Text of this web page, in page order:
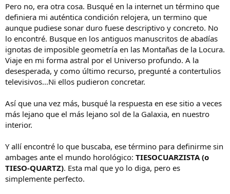
Pero no, era otra cosa. Busqué en la internet un término que
definiera mi auténtica condición relojera, un termino que
aunque pudiese sonar duro fuese descriptivo y concreto. No
lo encontré. Busque en los antiguos manuscritos de abadías
ignotas de imposible geometría en las Montañas de la Locura.
Viaje en mi forma astral por el Universo profundo. A la
desesperada, y como último recurso, pregunté a contertulios
televisivos...Ni ellos pudieron concretar.
Así que una vez más, busqué la respuesta en ese sitio a veces
más lejano que el más lejano sol de la Galaxia, en nuestro
interior.
Y allí encontré lo que buscaba, ese término para definirme sin
ambages ante el mundo horológico: TIESOCUARZISTA (o
TIESO-QUARTZ). Esta mal que yo lo diga, pero es
simplemente perfecto.